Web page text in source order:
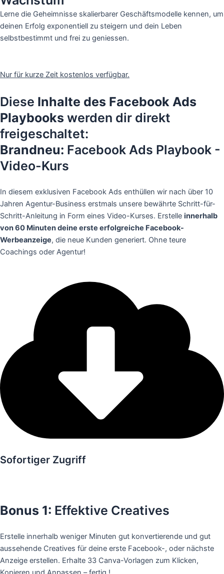
Lerne die Geheimnisse skalierbarer Geschäftsmodelle kennen, um
deinen Erfolg exponentiell zu steigern und dein Leben
selbstbestimmt und frei zu geniessen.
Nur für kurze Zeit kostenlos verfügbar.
Diese Inhalte des Facebook Ads
Playbooks werden dir direkt
freigeschaltet:
Brandneu: Facebook Ads Playbook -
Video-Kurs
In diesem exklusiven Facebook Ads enthüllen wir nach über 10
Jahren Agentur-Business erstmals unsere bewährte Schritt-für-
Schritt-Anleitung in Form eines Video-Kurses. Erstelle innerhalb
von 60 Minuten deine erste erfolgreiche Facebook-
Werbeanzeige, die neue Kunden generiert. Ohne teure
Coachings oder Agentur!
Sofortiger Zugriff
Bonus 1: Effektive Creatives
Erstelle innerhalb weniger Minuten gut konvertierende und gut
aussehende Creatives für deine erste Facebook-, oder nächste
Anzeige erstellen. Erhalte 33 Canva-Vorlagen zum Klicken,